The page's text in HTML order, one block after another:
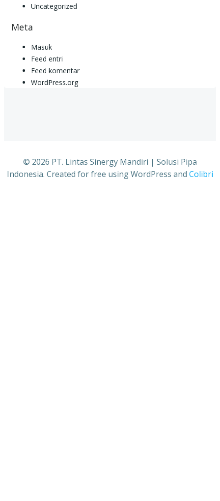
Uncategorized
Meta
Masuk
Feed entri
Feed komentar
WordPress.org
© 2026 PT. Lintas Sinergy Mandiri | Solusi Pipa
Indonesia. Created for free using WordPress and Colibri